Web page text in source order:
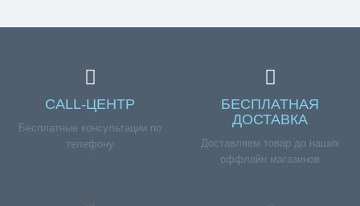
CALL-ЦЕНТР
Бесплатные консультации по
телефону
БЕСПЛАТНАЯ
ДОСТАВКА
Доставляем товар до наших
оффлайн магазинов